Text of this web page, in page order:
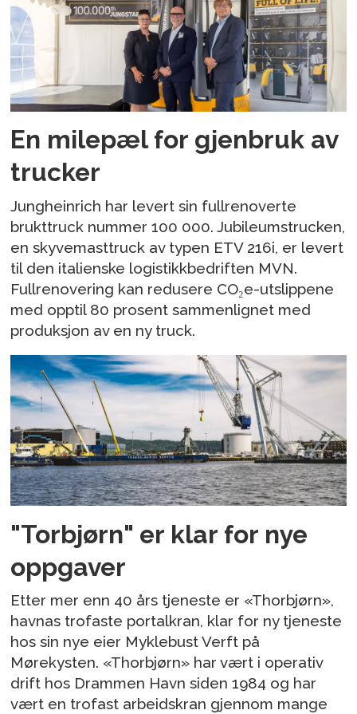
En milepæl for gjenbruk av
trucker
Jungheinrich har levert sin fullrenoverte
brukttruck nummer 100 000. Jubileumstrucken,
en skyvemasttruck av typen ETV 216i, er levert
til den italienske logistikkbedriften MVN.
Fullrenovering kan redusere CO₂e-utslippene
med opptil 80 prosent sammenlignet med
produksjon av en ny truck.
"Torbjørn" er klar for nye
oppgaver
Etter mer enn 40 års tjeneste er «Thorbjørn»,
havnas trofaste portalkran, klar for ny tjeneste
hos sin nye eier Myklebust Verft på
Mørekysten. «Thorbjørn» har vært i operativ
drift hos Drammen Havn siden 1984 og har
vært en trofast arbeidskran gjennom mange